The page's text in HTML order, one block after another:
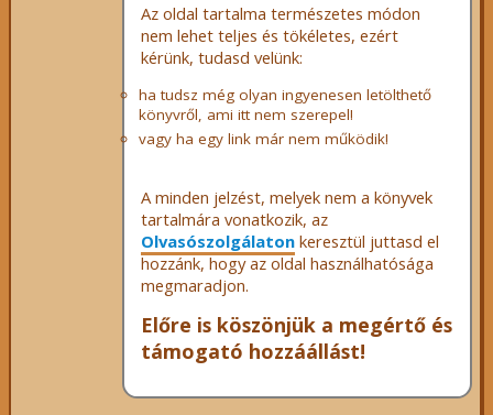
Az oldal tartalma természetes módon
nem lehet teljes és tökéletes, ezért
kérünk, tudasd velünk:
ha tudsz még olyan ingyenesen letölthető
könyvről, ami itt nem szerepel!
vagy ha egy link már nem működik!
A minden jelzést, melyek nem a könyvek
tartalmára vonatkozik, az
Olvasószolgálatonkeresztül juttasd el
hozzánk, hogy az oldal használhatósága
megmaradjon.
Előre is köszönjük a megértő és
támogató hozzáállást!